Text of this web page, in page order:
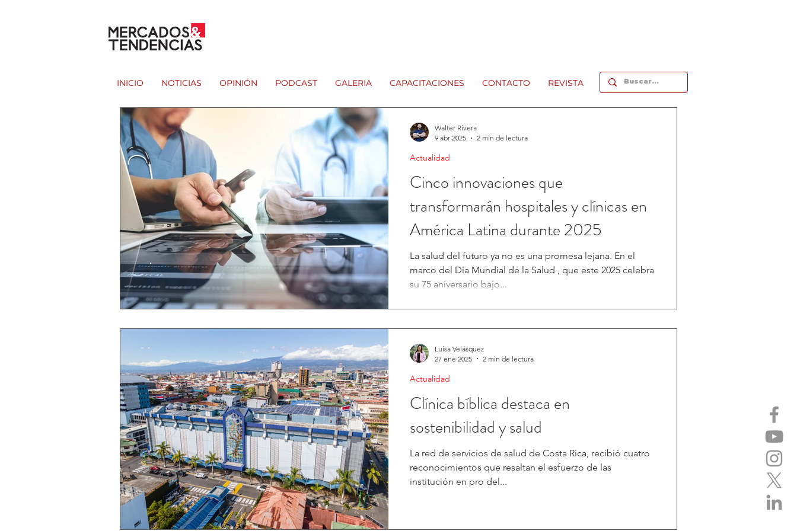
INICIO NOTICIAS OPINIÓN PODCAST GALERIA CAPACITACIONES CONTACTO REVISTA
Cinco innovaciones que
transformarán hospitales y clínicas en
América Latina durante 2025
La salud del futuro ya no es una promesa lejana. En el
marco del Día Mundial de la Salud , que este 2025 celebra
su 75 aniversario bajo...
Actualidad
Walter Rivera
9 abr 2025
2 min de lectura
Clínica bíblica destaca en
sostenibilidad y salud
La red de servicios de salud de Costa Rica, recibió cuatro
reconocimientos que resaltan el esfuerzo de las
institución en pro del...
Actualidad
Luisa Velásquez
27 ene 2025
2 min de lectura